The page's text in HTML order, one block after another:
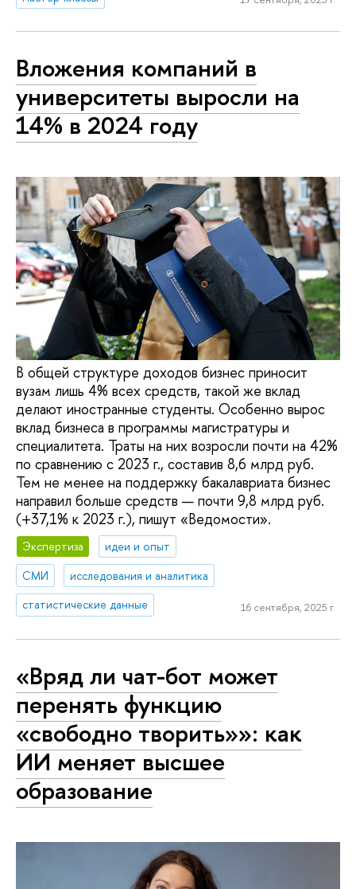
Вложения компаний в
университеты выросли на
14% в 2024 году
В общей структуре доходов бизнес приносит
вузам лишь 4% всех средств, такой же вклад
делают иностранные студенты. Особенно вырос
вклад бизнеса в программы магистратуры и
специалитета. Траты на них возросли почти на 42%
по сравнению с 2023 г., составив 8,6 млрд руб.
Тем не менее на поддержку бакалавриата бизнес
направил больше средств — почти 9,8 млрд руб.
(+37,1% к 2023 г.), пишут «Ведомости».
Экспертиза
идеи и опыт
СМИ
исследования и аналитика
статистические данные
16 сентября, 2025 г.
«Вряд ли чат-бот может
перенять функцию
«свободно творить»»: как
ИИ меняет высшее
образование